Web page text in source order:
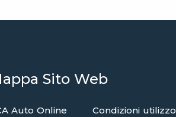
Sito Web
Auto Online Condizioni utilizzo